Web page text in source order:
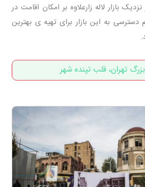
نزدیک بازار لاله زارعلاوه بر امکان اقامت در
به این بازار برای تهیه ی بهترین
بزرگ تهران، قلب تپنده شهر